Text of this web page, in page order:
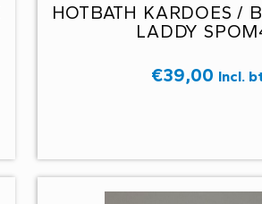
HOTBATH KARDOES /
LADDY
€39,00 Incl.